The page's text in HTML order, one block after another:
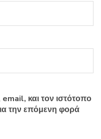
και τον ιστότοπο
την επόμενη φορά